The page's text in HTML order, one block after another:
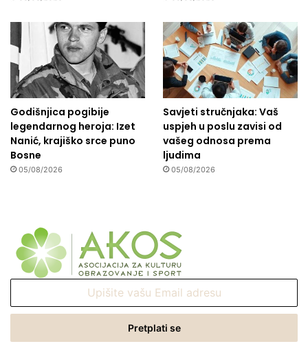
Godišnjica pogibije
legendarnog heroja: Izet
Nanić, krajiško srce puno
Bosne
05/08/2026
Savjeti stručnjaka: Vaš
uspjeh u poslu zavisi od
vašeg odnosa prema
ljudima
05/08/2026
Email